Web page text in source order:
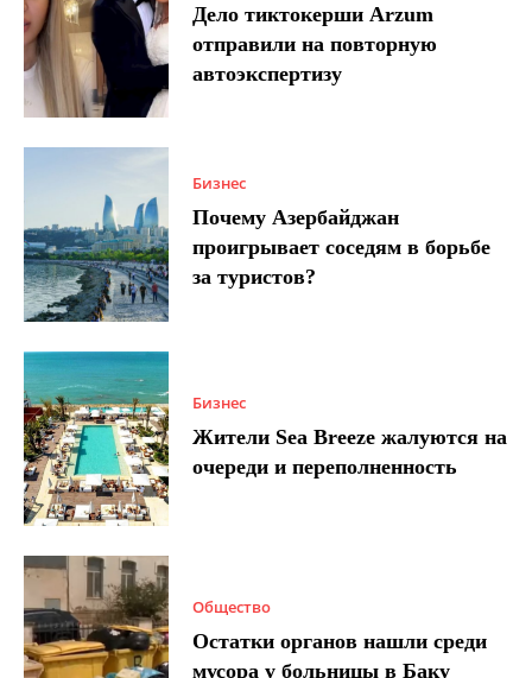
Дело тиктокерши Arzum
отправили на повторную
автоэкспертизу
Бизнес
Почему Азербайджан
проигрывает соседям в борьбе
за туристов?
Бизнес
Жители Sea Breeze жалуются на
очереди и переполненность
Общество
Остатки органов нашли среди
мусора у больницы в Баку